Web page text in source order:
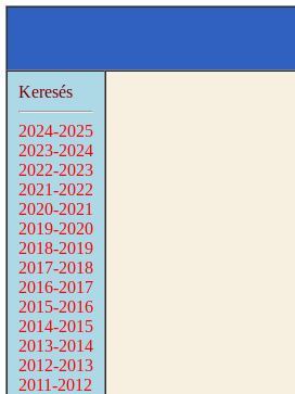
Keresés
2024-2025
2023-2024
2022-2023
2021-2022
2020-2021
2019-2020
2018-2019
2017-2018
2016-2017
2015-2016
2014-2015
2013-2014
2012-2013
2011-2012